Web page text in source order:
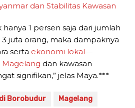
dan Stabilitas Kawasan
hanya 1 persen saja dari jumlah
juta orang, maka dampaknya
serta ekonomi lokal—
Magelang dan kawasan
signifikan,” jelas Maya.***
Borobudur Magelang